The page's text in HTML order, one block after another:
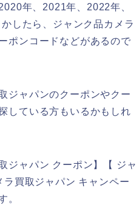
年、2021年、2022年、
したら、ジャンク品カメラ
ポンコードなどがあるので
ジャパンのクーポンやクー
している方もいるかもしれ
ジャパン クーポン】【 ジャ
買取ジャパン キャンペー
。